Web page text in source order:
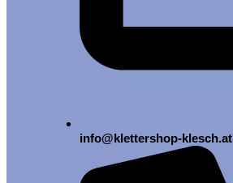
info@klettershop-klesch.at